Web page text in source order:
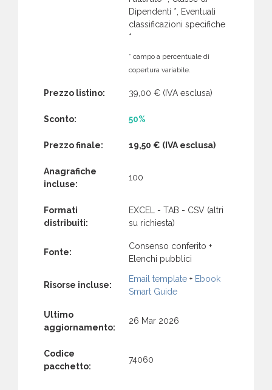
Dipendenti *, Eventuali
classificazioni specifiche
*
* campo a percentuale di
copertura variabile.
Prezzo listino: 39,00 € (IVA esclusa)
Sconto: 50%
Prezzo finale: 19,50 € (IVA esclusa)
Anagrafiche
incluse:
100
Formati
distribuiti:
EXCEL - TAB - CSV (altri
su richiesta)
Fonte:
Consenso conferito +
Elenchi pubblici
Risorse incluse:
Email template + Ebook
Smart Guide
Ultimo
aggiornamento:
26 Mar 2026
Codice
pacchetto:
74060